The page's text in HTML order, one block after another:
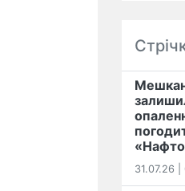
31.07.26 |